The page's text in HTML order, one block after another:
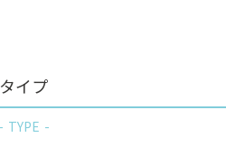
タイプ
TYPE